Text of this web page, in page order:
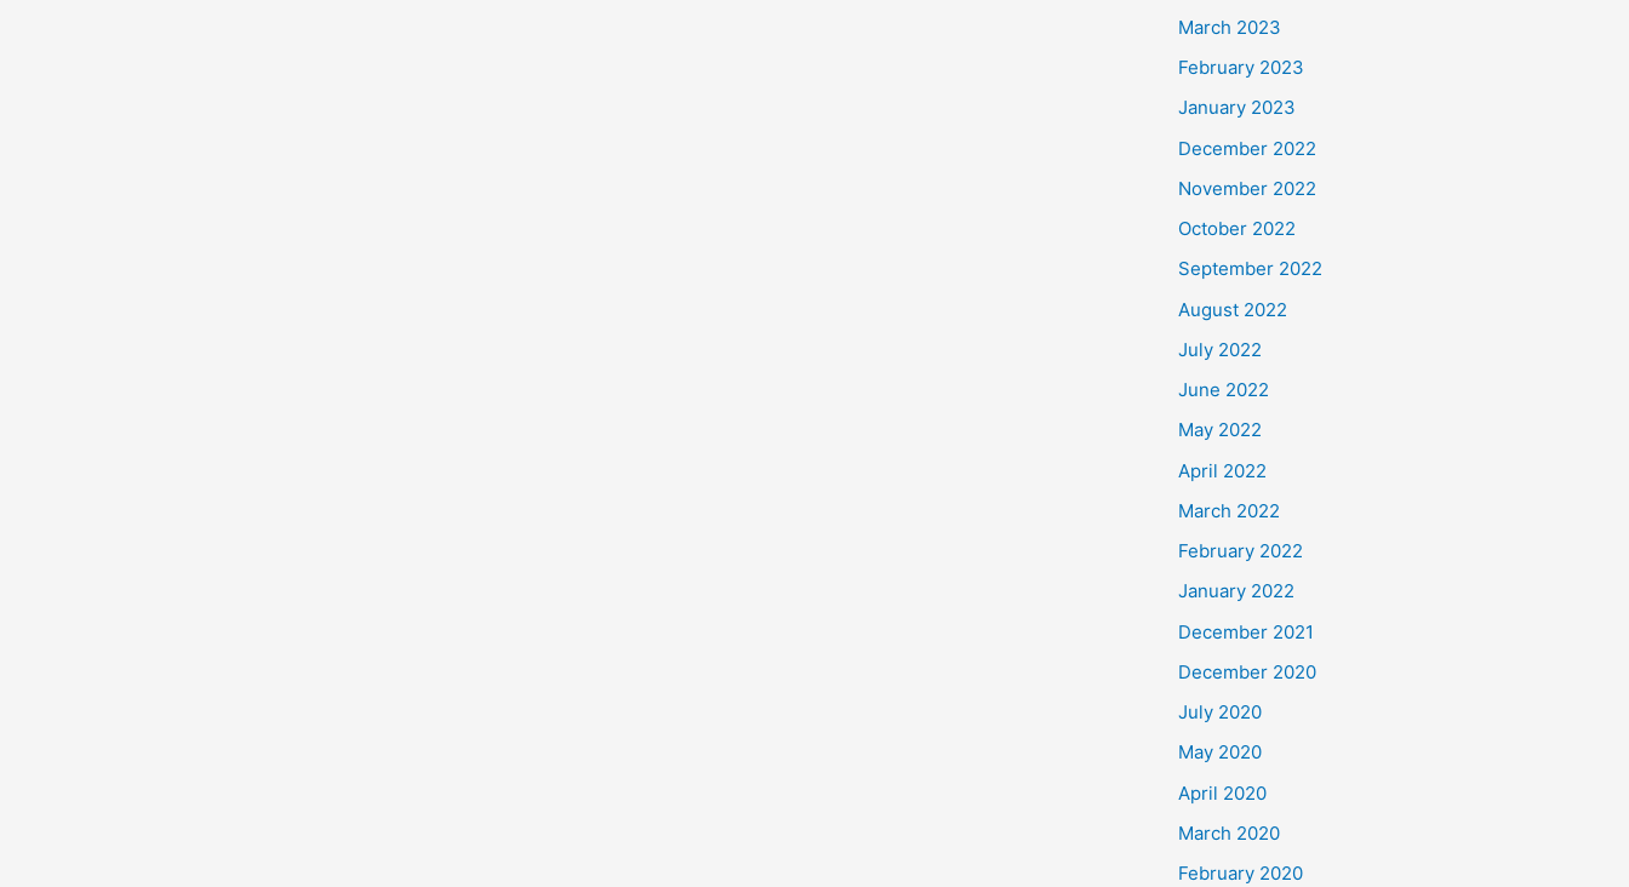
March 2023
February 2023
January 2023
December 2022
November 2022
October 2022
September 2022
August 2022
July 2022
June 2022
May 2022
April 2022
March 2022
February 2022
January 2022
December 2021
December 2020
July 2020
May 2020
April 2020
March 2020
February 2020